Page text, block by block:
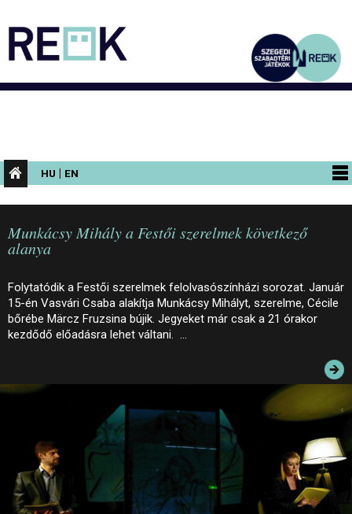
HU | EN
PROGRAMOK
KIÁLLÍTÁSOK
INFORMÁCIÓK
KONFERENCIA
PALOTASÉTÁK ÉS VEZETÉSEK
KÖZÉRDEKŰ ADATOK
Munkácsy Mihály a Festői szerelmek következő
alanya
Folytatódik a Festői szerelmek felolvasószínházi sorozat. Január
15-én Vasvári Csaba alakítja Munkácsy Mihályt, szerelme, Cécile
bőrébe Märcz Fruzsina bújik. Jegyeket már csak a 21 órakor
kezdődő előadásra lehet váltani. …